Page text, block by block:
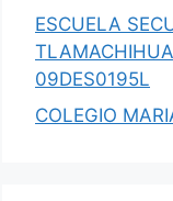
ESCUELA
09DES0195L
COLEGIO